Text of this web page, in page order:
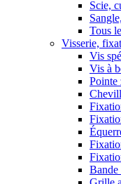
Scie,
Tous
Visserie,
Vis
Vis à
Pointe